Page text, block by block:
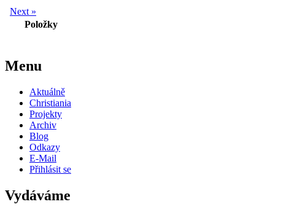
Next »
Položky
Menu
Aktuálně
Christiania
Projekty
Archiv
Blog
Odkazy
E-Mail
Přihlásit se
Vydáváme